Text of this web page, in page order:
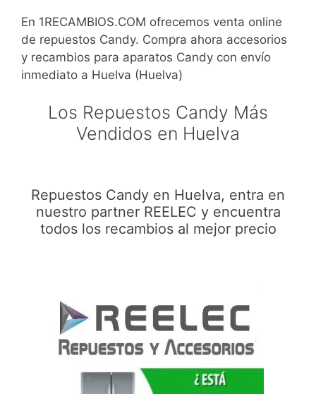
En 1RECAMBIOS.COM ofrecemos venta online
de repuestos Candy. Compra ahora accesorios
y recambios para aparatos Candy con envío
inmediato a Huelva (Huelva)
Los Repuestos Candy Más
Vendidos en Huelva
Repuestos Candy en Huelva, entra en
nuestro partner REELEC y encuentra
todos los recambios al mejor precio